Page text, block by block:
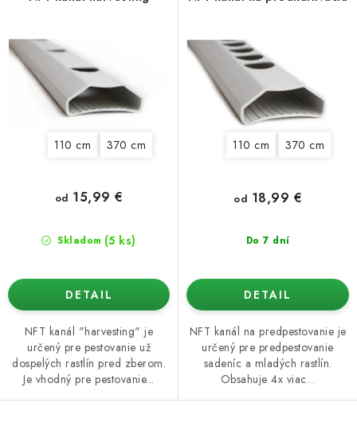
d
u
r
o
110 cm 370 cm
Skladom (5 ks)
od 15,99 €
DETAIL
NFT kanál "harvesting" je
určený pre pestovanie už
dospelých rastlín pred zberom.
Je vhodný pre pestovanie...
110 cm 370 cm
Do 7 dní
od 18,99 €
DETAIL
NFT kanál na predpestovanie je
určený pre predpestovanie
sadeníc a mladých rastlín.
Obsahuje 4x viac...